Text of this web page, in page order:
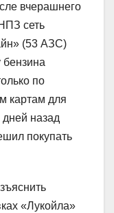
вчерашнего
сеть
(53 АЗС)
бензина
по
картам для
дней назад
покупать
«Лукойла»